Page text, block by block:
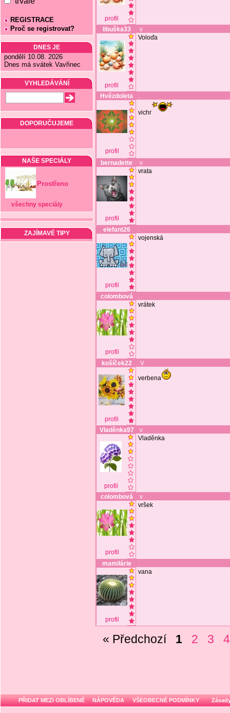
REGISTRACE
Proč se registrovat?
DNES JE
pondělí 10.08. 2026
Dnes má svátek Vavřinec
VYHLEDÁVÁNÍ
DOPORUČUJEME
NAŠE SPECIÁLY
Prostřeno
všechny speciály
ZAJÍMAVÉ TIPY
profil
libuška33 v
profil
Voloďa
Hvězdoleta .
profil
vichr
bernadette v
profil
vrata
elefant26 .
profil
vojenská
colombová .
profil
vrátek
košíček22 V
profil
verbena
Vladěnka97 v
profil
Vladěnka
colombová v
profil
vršek
mamilárie .
profil
vana
« Předchozí 1 2 3
PŘIDAT MEZI OBLÍBENÉ NÁPOVĚDA VŠEOBECNÉ PODMÍNKY